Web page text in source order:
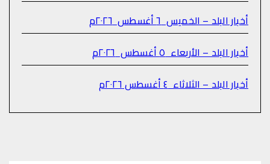
أخبار البلد – الخميس ٦ أغسطس ٢٠٢٦م
أخبار البلد – الأربعاء ٥ أغسطس ٢٠٢٦م
أخبار البلد – الثلاثاء ٤ أغسطس ٢٠٢٦م